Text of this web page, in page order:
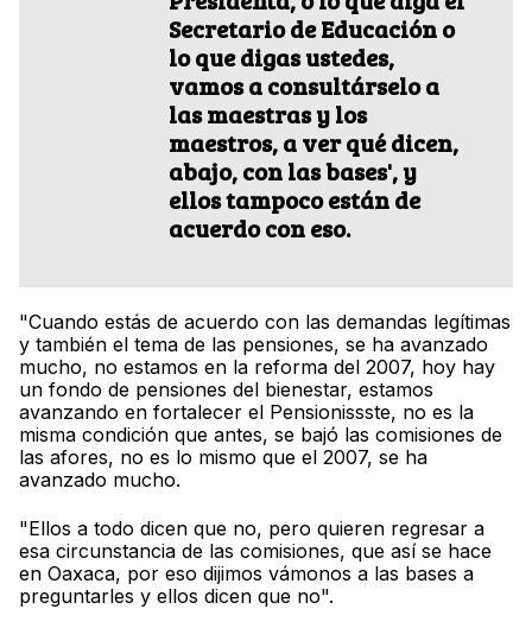
Secretario de Educación o
lo que digas ustedes,
vamos a consultárselo a
las maestras y los
maestros, a ver qué dicen,
abajo, con las bases', y
ellos tampoco están de
acuerdo con eso.
"Cuando estás de acuerdo con las demandas legítimas
y también el tema de las pensiones, se ha avanzado
mucho, no estamos en la reforma del 2007, hoy hay
un fondo de pensiones del bienestar, estamos
avanzando en fortalecer el Pensionissste, no es la
misma condición que antes, se bajó las comisiones de
las afores, no es lo mismo que el 2007, se ha
avanzado mucho.
"Ellos a todo dicen que no, pero quieren regresar a
esa circunstancia de las comisiones, que así se hace
en Oaxaca, por eso dijimos vámonos a las bases a
preguntarles y ellos dicen que no".